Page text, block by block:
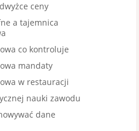
ceny
a tajemnica
co kontroluje
mandaty
w restauracji
nauki zawodu
dane